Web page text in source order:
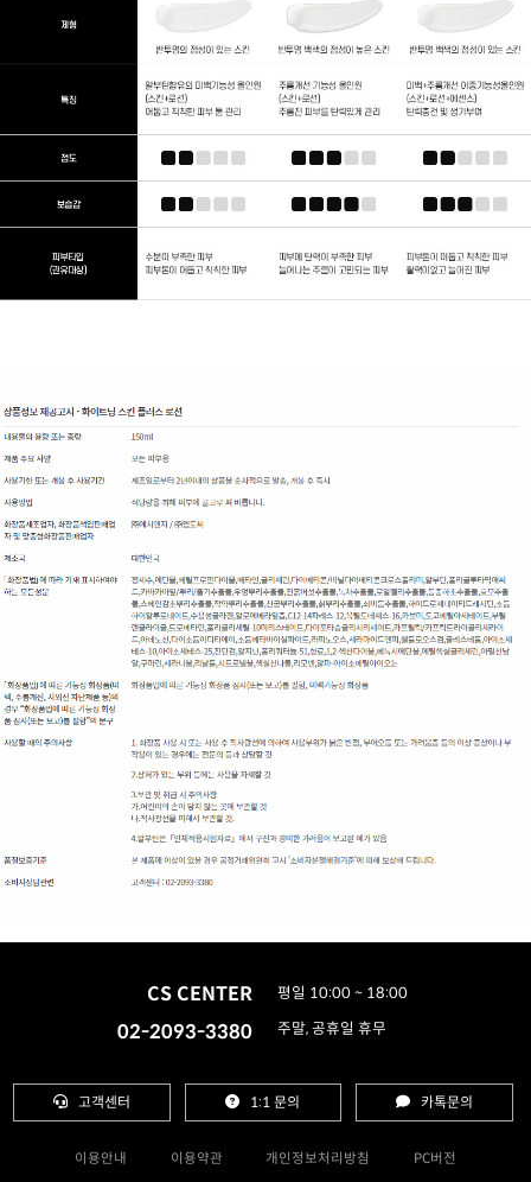
CS CENTER
02-2093-3380
평일 10:00 ~ 18:00
주말, 공휴일 휴무
고객센터 1:1 문의 카톡문의
이용안내 이용약관 개인정보처리방침 PC버전